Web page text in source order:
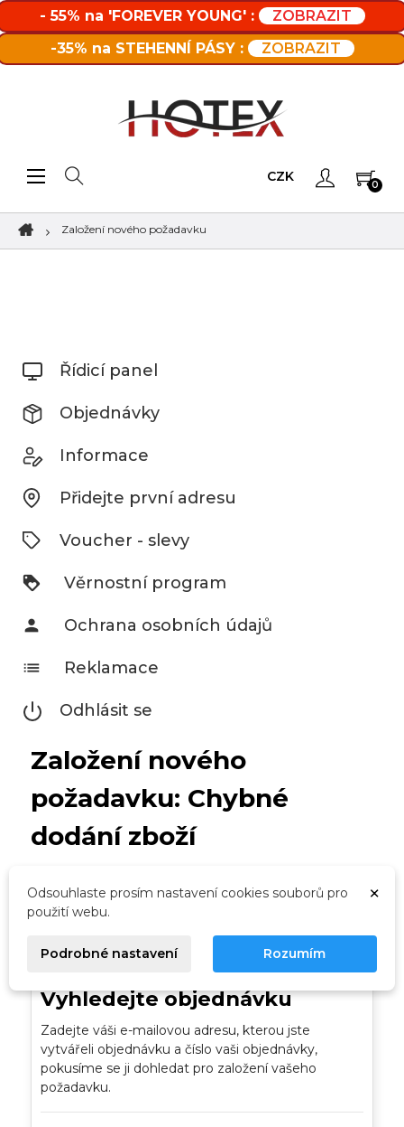
- 55% na 'FOREVER YOUNG' :
ZOBRAZIT
-35% na STEHENNÍ PÁSY :
ZOBRAZIT
Toggle navigation
☰ CZK
0
Založení nového požadavku
Řídicí panel
Objednávky
Informace
Přidejte první adresu
Voucher - slevy
 Věrnostní program
person Ochrana osobních údajů
list Reklamace
Odhlásit se
Založení nového
požadavku: Chybné
dodání zboží
Vyhledejte objednávku
Zadejte váši e-mailovou adresu, kterou jste
vytvářeli objednávku a číslo vaši objednávky,
pokusíme se ji dohledat pro založení vašeho
požadavku.
×
Odsouhlaste prosím nastavení cookies souborů pro
použití webu.
Podrobné nastavení Rozumím